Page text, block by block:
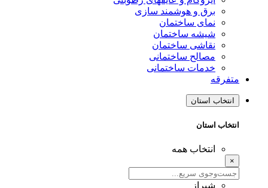
برق و هوشمند سازی
نمای ساختمان
شیشه ساختمان
نقاشی ساختمان
مصالح ساختمانی
خدمات ساختمانی
استان
استان
انتخاب همه